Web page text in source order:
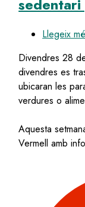
Llegeix
Divendres 28
divendres es
ubicaran les
verdures o
Aquesta
Vermell amb